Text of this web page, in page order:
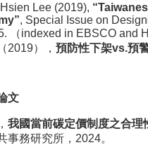
Lee (2019),
, Special Issue on
（indexed in EBSCO and
2019）， 預防性下架vs.預
文
我國當前碳定價制度之合
事務研究所，2024。